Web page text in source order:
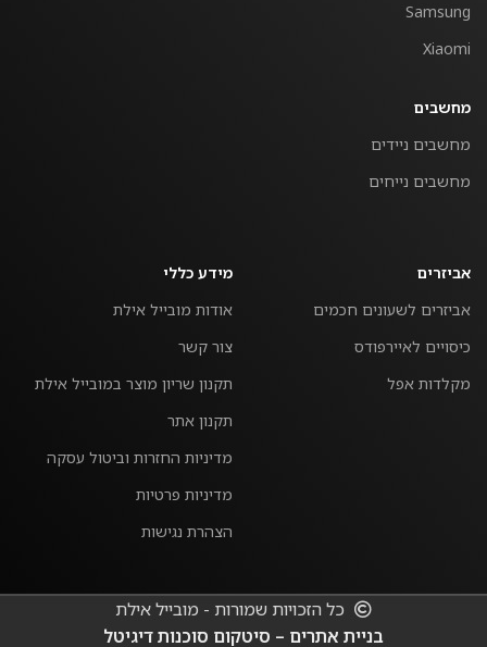
Samsung
Xiaomi
מחשבים
מחשבים ניידים
מחשבים נייחים
אביזרים
אביזרים לשעונים חכמים
כיסויים לאיירפודס
מקלדות אפל
מידע כללי
אודות מובייל אילת
צור קשר
תקנון שריון מוצר במובייל אילת
תקנון אתר
מדיניות החזרות וביטול עסקה
מדיניות פרטיות
הצהרת נגישות
כל הזכויות שמורות - מובייל אילת
בניית אתרים – סיטקום סוכנות דיגיטל